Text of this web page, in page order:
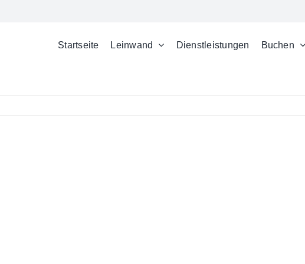
Startseite Leinwand Dienstleistungen Buchen